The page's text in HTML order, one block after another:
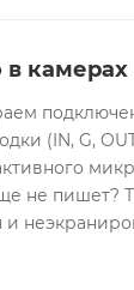
(IN, G,
не пишет?